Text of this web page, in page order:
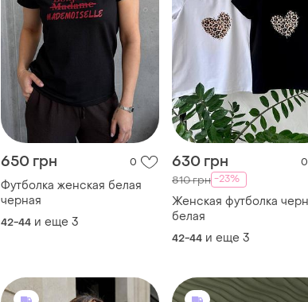
650 грн 0
Футболка женская белая
черная
42-44 и еще 3
630 грн 0
810 грн -23%
Женская футболка
белая
42-44 и еще 3